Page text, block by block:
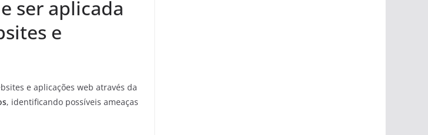
ser aplicada
e
e aplicações web através da
, identificando possíveis ameaças